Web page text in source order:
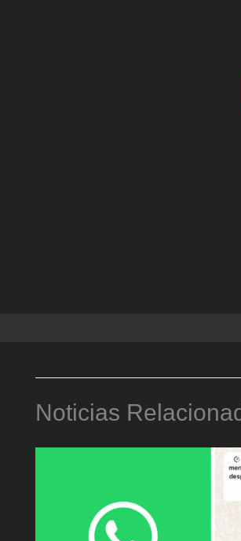
Noticias